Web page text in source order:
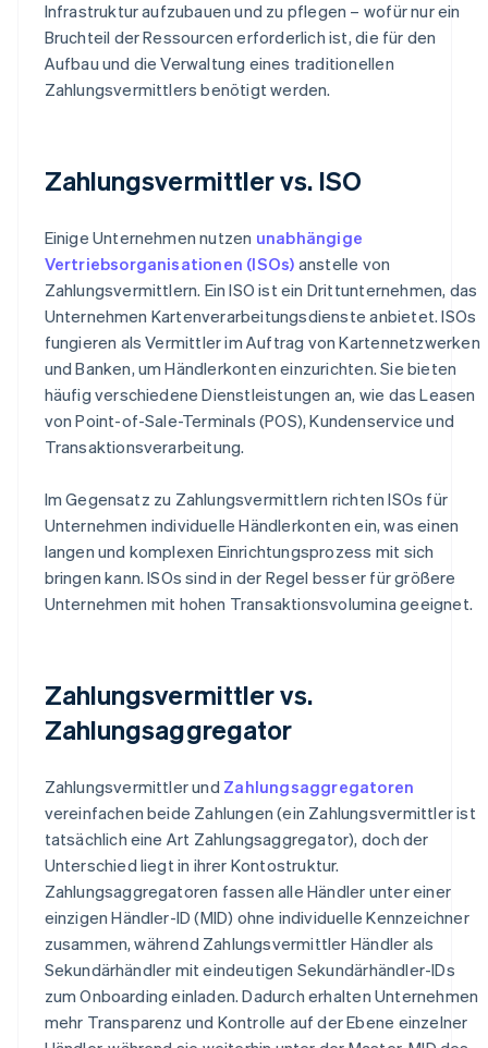
Infrastruktur aufzubauen und zu pflegen – wofür nur ein
Bruchteil der Ressourcen erforderlich ist, die für den
Aufbau und die Verwaltung eines traditionellen
Zahlungsvermittlers benötigt werden.
Zahlungsvermittler vs. ISO
Einige Unternehmen nutzen unabhängige
Vertriebsorganisationen (ISOs) anstelle von
Zahlungsvermittlern. Ein ISO ist ein Drittunternehmen, das
Unternehmen Kartenverarbeitungsdienste anbietet. ISOs
fungieren als Vermittler im Auftrag von Kartennetzwerken
und Banken, um Händlerkonten einzurichten. Sie bieten
häufig verschiedene Dienstleistungen an, wie das Leasen
von Point-of-Sale-Terminals (POS), Kundenservice und
Transaktionsverarbeitung.
Im Gegensatz zu Zahlungsvermittlern richten ISOs für
Unternehmen individuelle Händlerkonten ein, was einen
langen und komplexen Einrichtungsprozess mit sich
bringen kann. ISOs sind in der Regel besser für größere
Unternehmen mit hohen Transaktionsvolumina geeignet.
Zahlungsvermittler vs.
Zahlungsaggregator
Zahlungsvermittler und Zahlungsaggregatoren
vereinfachen beide Zahlungen (ein Zahlungsvermittler ist
tatsächlich eine Art Zahlungsaggregator), doch der
Unterschied liegt in ihrer Kontostruktur.
Zahlungsaggregatoren fassen alle Händler unter einer
einzigen Händler-ID (MID) ohne individuelle Kennzeichner
zusammen, während Zahlungsvermittler Händler als
Sekundärhändler mit eindeutigen Sekundärhändler-IDs
zum Onboarding einladen. Dadurch erhalten Unternehmen
mehr Transparenz und Kontrolle auf der Ebene einzelner